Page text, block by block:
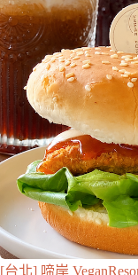
[台北] 啼岸